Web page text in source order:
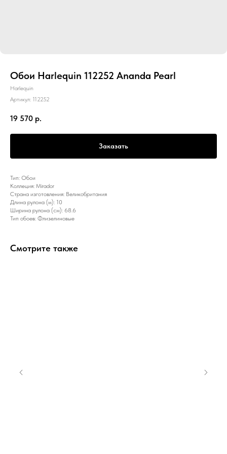
Обои Harlequin 112252 Ananda Pearl
Harlequin
Артикул: 112252
19 570 р.
Заказать
Тип: Обои
Коллеция: Mirador
Страна изготовления: Великобритания
Длина рулона (м): 10
Ширина рулона (см): 68.6
Тип обоев: Флизелиновые
Смотрите также